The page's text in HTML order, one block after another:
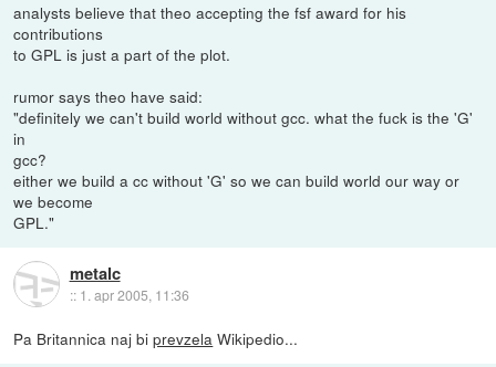
analysts believe that theo accepting the fsf award for his
contributions
to GPL is just a part of the plot.
rumor says theo have said:
"definitely we can't build world without gcc. what the fuck is the 'G'
in
gcc?
either we build a cc without 'G' so we can build world our way or
we become
GPL."
metalc
:: 1. apr 2005, 11:36
Pa Britannica naj biprevzela Wikipedio...